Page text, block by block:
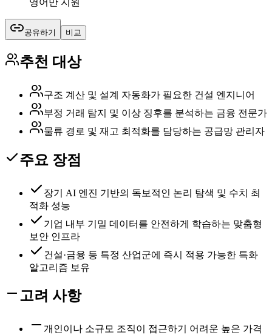
공유하기 비교
추천 대상
구조 계산 및 설계 자동화가 필요한 건설 엔지니어
부정 거래 탐지 및 이상 징후를 분석하는 금융 전문가
물류 경로 및 재고 최적화를 담당하는 공급망 관리자
주요 장점
장기 AI 엔진 기반의 독보적인 논리 탐색 및 수치 최
적화 성능
기업 내부 기밀 데이터를 안전하게 학습하는 맞춤형
보안 인프라
건설·금융 등 특정 산업군에 즉시 적용 가능한 특화
알고리즘 보유
고려 사항
개인이나 소규모 조직이 접근하기 어려운 높은 가격